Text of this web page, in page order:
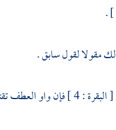
[ البقرة : 4 ] فإن واو